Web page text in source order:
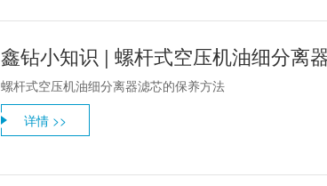
鑫钻小知识 | 螺杆式空压机油细分离
螺杆式空压机油细分离器滤芯的保养方法
详情 >>